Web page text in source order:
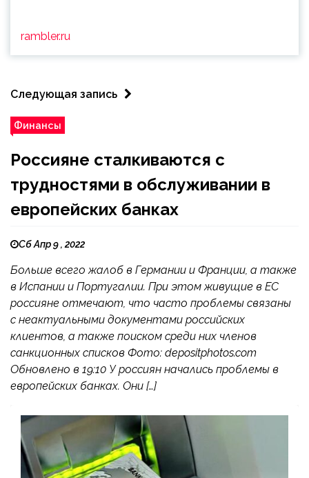
rambler.ru
Следующая запись
Финансы
Россияне сталкиваются с
трудностями в обслуживании в
европейских банках
Сб Апр 9 , 2022
Больше всего жалоб в Германии и Франции, а также
в Испании и Португалии. При этом живущие в ЕС
россияне отмечают, что часто проблемы связаны
с неактуальными документами российских
клиентов, а также поиском среди них членов
санкционных списков Фото: depositphotos.com
Обновлено в 19:10 У россиян начались проблемы в
европейских банках. Они […]